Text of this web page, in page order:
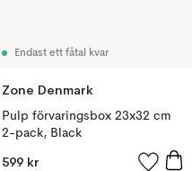
Endast ett fåtal kvar
Zone Denmark
Pulp förvaringsbox 23x32 cm
2-pack, Black
599 kr